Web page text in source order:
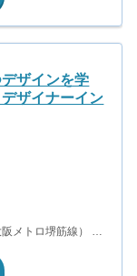
ザインを学
ザイナーイン
メトロ堺筋線） 大